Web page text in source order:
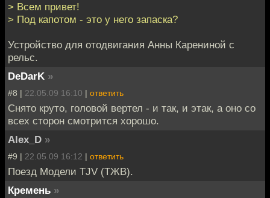
> Всем привет!
> Под капотом - это у него запаска?
Устройство для отодвигания Анны Карениной с
рельс.
DeDarK »
#8 | 22.05.09 16:10 | ответить
Снято круто, головой вертел - и так, и этак, а оно со
всех сторон смотрится хорошо.
Alex_D »
#9 | 22.05.09 16:12 | ответить
Поезд Модели TJV (ТЖВ).
Кремень »